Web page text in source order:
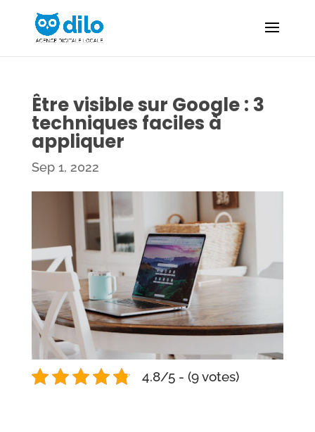
Être visible sur Google : 3
techniques faciles à
appliquer
Sep 1, 2022
4.8/5 - (9 votes)